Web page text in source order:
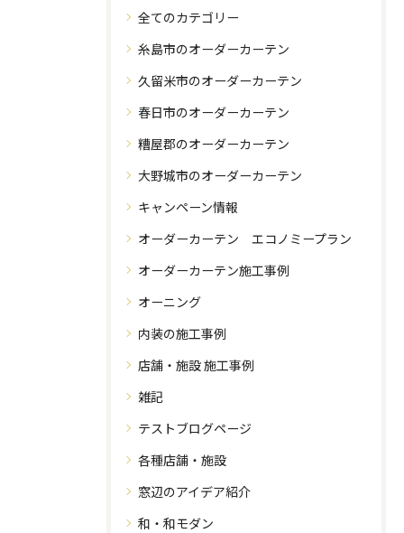
全てのカテゴリー
糸島市のオーダーカーテン
久留米市のオーダーカーテン
春日市のオーダーカーテン
糟屋郡のオーダーカーテン
大野城市のオーダーカーテン
キャンペーン情報
オーダーカーテン エコノミープラン
オーダーカーテン施工事例
オーニング
内装の施工事例
店舗・施設 施工事例
雑記
テストブログページ
各種店舗・施設
窓辺のアイデア紹介
和・和モダン